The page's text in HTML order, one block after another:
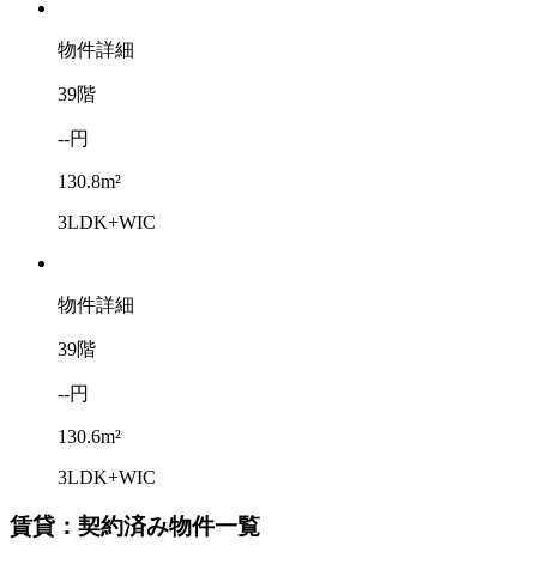
物件詳細
39階
--円
130.8m²
3LDK+WIC
物件詳細
39階
--円
130.6m²
3LDK+WIC
賃貸：契約済み物件一覧